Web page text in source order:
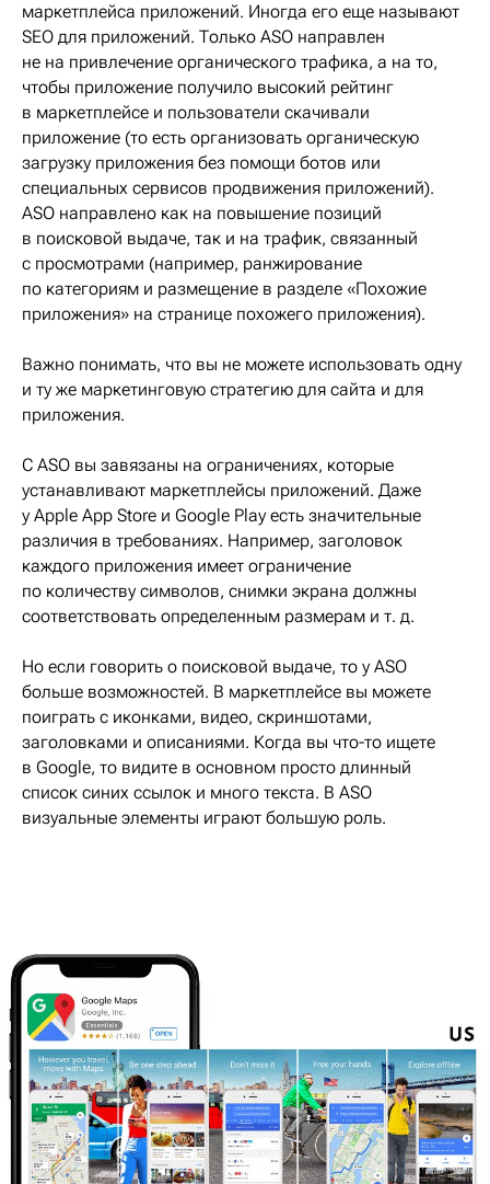
маркетплейса приложений. Иногда его еще называют
SEO для приложений. Только ASO направлен
не на привлечение органического трафика, а на то,
чтобы приложение получило высокий рейтинг
в маркетплейсе и пользователи скачивали
приложение (то есть организовать органическую
загрузку приложения без помощи ботов или
специальных сервисов продвижения приложений).
ASO направлено как на повышение позиций
в поисковой выдаче, так и на трафик, связанный
с просмотрами (например, ранжирование
по категориям и размещение в разделе «Похожие
приложения» на странице похожего приложения).
Важно понимать, что вы не можете использовать одну
и ту же маркетинговую стратегию для сайта и для
приложения.
С ASO вы завязаны на ограничениях, которые
устанавливают маркетплейсы приложений. Даже
у Apple App Store и Google Play есть значительные
различия в требованиях. Например, заголовок
каждого приложения имеет ограничение
по количеству символов, снимки экрана должны
соответствовать определенным размерам и т. д.
Но если говорить о поисковой выдаче, то у ASO
больше возможностей. В маркетплейсе вы можете
поиграть с иконками, видео, скриншотами,
заголовками и описаниями. Когда вы что-то ищете
в Google, то видите в основном просто длинный
список синих ссылок и много текста. В ASO
визуальные элементы играют большую роль.